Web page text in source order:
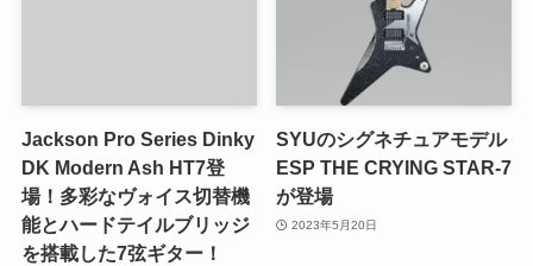
Jackson Pro Series Dinky
DK Modern Ash HT7登
場！多彩なヴォイス切替機
能とハードテイルブリッジ
を搭載した7弦ギター！
SYUのシグネチュアモデル
ESP THE CRYING STAR-7
が登場
2023年5月20日